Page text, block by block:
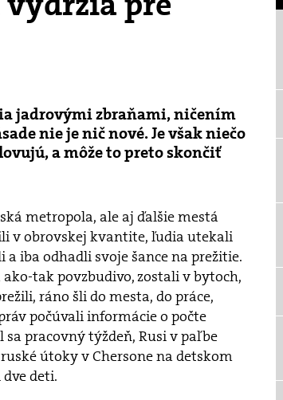
jadrovými zbraňami, ničením
nie je nič nové. Je však niečo
a môže to preto skončiť
metropola, ale aj ďalšie mestá
v obrovskej kvantite, ľudia utekali
iba odhadli svoje šance na prežitie.
tak povzbudivo, zostali v bytoch,
ráno šli do mesta, do práce,
počúvali informácie o počte
sa pracovný týždeň, Rusi v paľbe
útoky v Chersone na detskom
deti.